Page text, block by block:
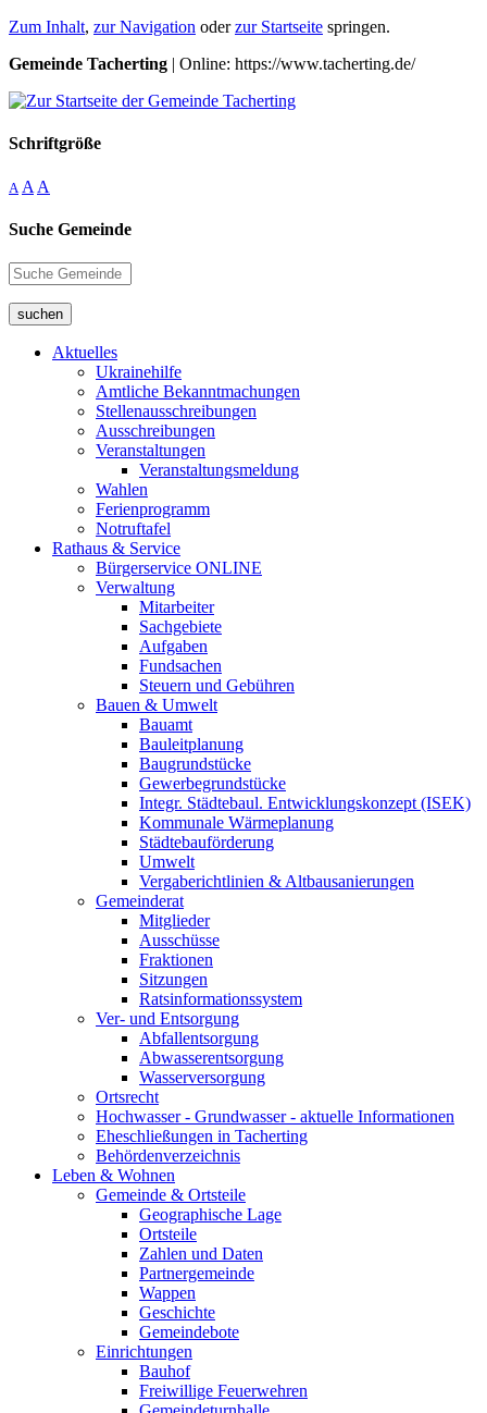
Zum Inhalt, zur Navigation oderzur Startseite springen.
Gemeinde Tacherting | Online: https://www.tacherting.de/
Schriftgröße
A A A
Suche Gemeinde
suchen
Aktuelles
Ukrainehilfe
Amtliche Bekanntmachungen
Stellenausschreibungen
Ausschreibungen
Veranstaltungen
Veranstaltungsmeldung
Wahlen
Ferienprogramm
Notruftafel
Rathaus & Service
Bürgerservice ONLINE
Verwaltung
Mitarbeiter
Sachgebiete
Aufgaben
Fundsachen
Steuern und Gebühren
Bauen & Umwelt
Bauamt
Bauleitplanung
Baugrundstücke
Gewerbegrundstücke
Integr. Städtebaul. Entwicklungskonzept (ISEK)
Kommunale Wärmeplanung
Städtebauförderung
Umwelt
Vergaberichtlinien & Altbausanierungen
Gemeinderat
Mitglieder
Ausschüsse
Fraktionen
Sitzungen
Ratsinformationssystem
Ver- und Entsorgung
Abfallentsorgung
Abwasserentsorgung
Wasserversorgung
Ortsrecht
Hochwasser - Grundwasser - aktuelle Informationen
Eheschließungen in Tacherting
Behördenverzeichnis
Leben & Wohnen
Gemeinde & Ortsteile
Geographische Lage
Ortsteile
Zahlen und Daten
Partnergemeinde
Wappen
Geschichte
Gemeindebote
Einrichtungen
Bauhof
Freiwillige Feuerwehren